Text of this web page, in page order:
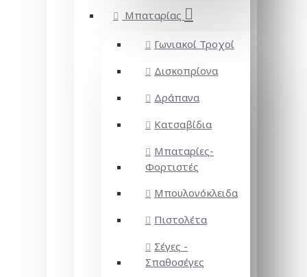
Μπαταρίας
Γωνιακοί Τροχοί
Δισκοπρίονα
Δράπανα
Κατσαβίδια
Μπαταρίες-
Φορτιστές
Μπουλονόκλειδα
Πιστολέτα
Σέγες -
Σπαθοσέγες